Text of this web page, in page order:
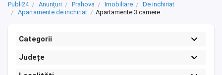
Publi24 Anunțuri Prahova Imobiliare
De inchiriat
Apartamente de inchiriat
Apartamente 3 camere
Categorii
Județe